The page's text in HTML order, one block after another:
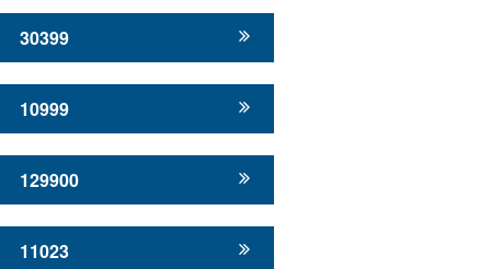
30399
10999
129900
11023